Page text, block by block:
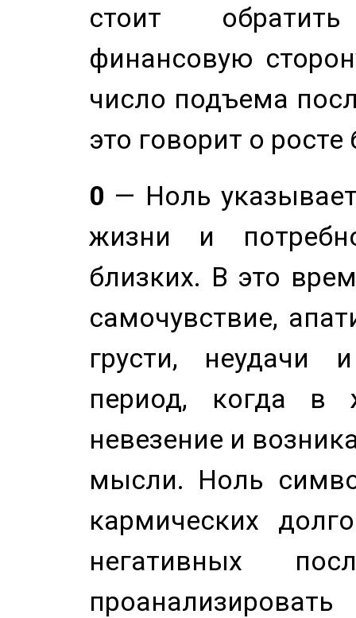
стоит
финансовую
число подъема
это говорит о
0 — Ноль
жизни и
близких. В это
самочувствие,
грусти, неудачи
период, когда в
невезение и
мысли. Ноль
кармических
негативных